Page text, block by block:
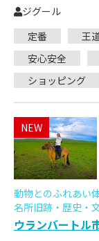
ジグール
定番
王
安心安全
ショッピング
NEW
動物とのふれあい
名所旧跡・歴史・
ウランバートル